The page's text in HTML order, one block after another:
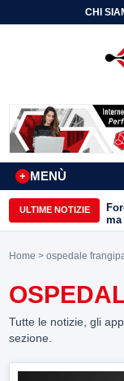
CHI
MENÙ
+
ULTIME NOTIZIE
più
Home > ospedale
Tutte le notizie, gli
sezione.